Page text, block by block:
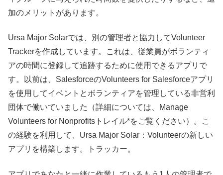
加のメリットがあります。
Ursa Major Solarでは、別の管理者と協力してVolunteer
Trackerを作成しています。これは、従業員がボランティ
アの時間に登録して追跡するために使用できるアプリで
す。以前は、SalesforceのVolunteers for Salesforceアプリ
を使用してイベントとボランティアを管理している非営利
団体で働いていました（詳細については、Manage
Volunteers for Nonprofitsトレイル*をご覧ください）。こ
の経験を利用して、Ursa Major Solar：Volunteerの新しい
アプリを構築します。トラッカー。